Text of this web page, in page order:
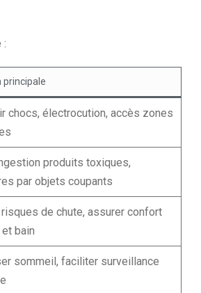
:
principale
chocs, électrocution, accès zones
produits toxiques,
par objets coupants
de chute, assurer confort
bain
sommeil, faciliter surveillance